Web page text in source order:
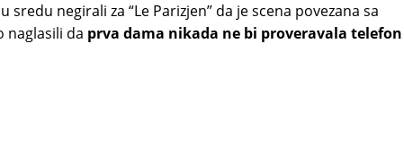
negirali za “Le Parizjen” da je scena povezana sa
naglasili da prva dama nikada ne bi proveravala telefon